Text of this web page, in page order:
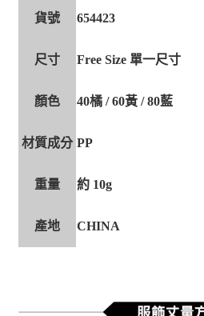
貨號 654423
尺寸 Free Size 單一尺寸
顏色 40橘 / 60黃 / 80藍
材質成分 PP
重量 約 10g
產地 CHINA